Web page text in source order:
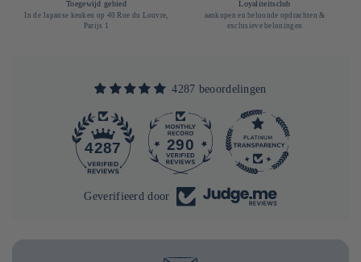
Toegewijd gebied
In de Japanse keuken op 40 Rue du Louvre,
Parijs 1
Loyaliteitsclub
aankopen en beloonde opdrachten &
exclusieve beloningen
4287 beoordelingen
4287 290
Geverifieerd door